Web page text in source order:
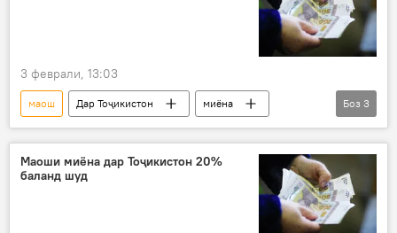
3 феврали, 13:03
маош Дар Тоҷикистон
миёна
баланд
музди меҳнат
Вазорати меҳнат, муҳоҷират ва шуғли аҳолии Тоҷикистон
Боз 3
Маоши миёна дар Тоҷикистон 20%
баланд шуд